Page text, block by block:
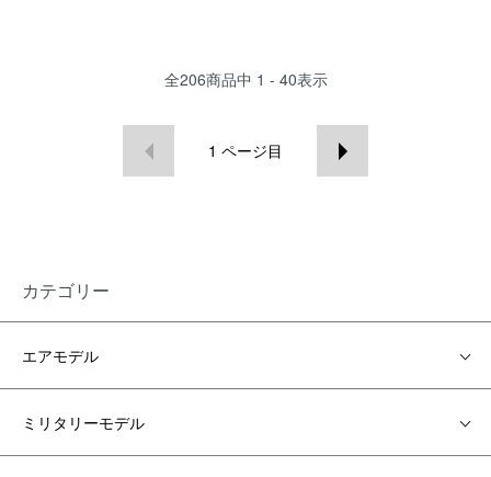
全206商品中 1 - 40表示
1 ページ目
カテゴリー
エアモデル
ミリタリーモデル